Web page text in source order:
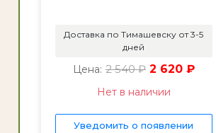
Доставка по Тимашевску от 3-5
дней
Цена: 2 540 ₽ 2 620 ₽
Нет в наличии
Уведомить о появлении